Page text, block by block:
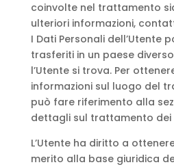
coinvolte nel trattamento
ulteriori informazioni,
I Dati Personali dell’Utente
trasferiti in un paese
l’Utente si trova. Per
informazioni sul luogo del
può fare riferimento alla
dettagli sul trattamento dei
L’Utente ha diritto a
merito alla base giuridica